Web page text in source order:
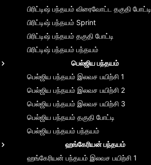
பிரிட்டிஷ் பந்தயம் விரைவோட்ட தகுதி போட்டி
பிரிட்டிஷ் பந்தயம் Sprint
பிரிட்டிஷ் பந்தயம் தகுதி போட்டி
பிரிட்டிஷ் பந்தயம் பந்தயம்
பெல்ஜிய பந்தயம்
பெல்ஜிய பந்தயம் இலவச பயிற்சி 1
பெல்ஜிய பந்தயம் இலவச பயிற்சி 2
பெல்ஜிய பந்தயம் இலவச பயிற்சி 3
பெல்ஜிய பந்தயம் தகுதி போட்டி
பெல்ஜிய பந்தயம் பந்தயம்
ஹங்கேரியன் பந்தயம்
ஹங்கேரியன் பந்தயம் இலவச பயிற்சி 1